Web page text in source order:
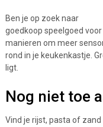
Ben je op zoek naar
goedkoop speelgoed
manieren om meer
rond in je keukenkastje.
ligt.
Nog niet toe
Vind je rijst, pasta of